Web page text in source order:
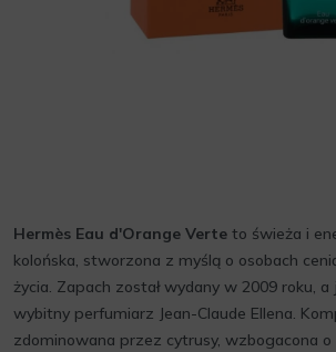
Hermès Eau d'Orange Verte to świeża i
kolońska, stworzona z myślą o osobach
życia. Zapach został wydany w 2009 roku,
wybitny perfumiarz Jean-Claude Ellena.
zdominowana przez cytrusy, wzbogacona